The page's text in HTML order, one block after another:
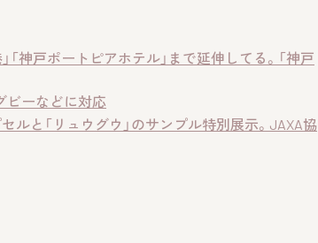
「神戸ポートピアホテル」まで延伸してる。「神戸
ビーなどに対応
ルと「リュウグウ」のサンプル特別展示。JAXA協